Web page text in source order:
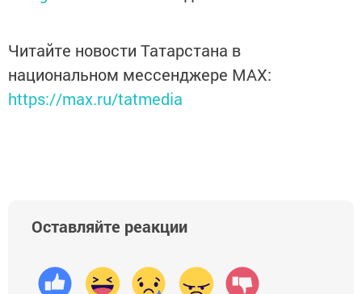
Читайте новости Татарстана в
национальном мессенджере MАХ:
https://max.ru/tatmedia
Оставляйте реакции